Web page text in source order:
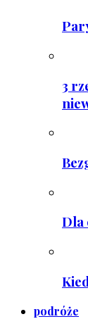
3
Dla
podróże